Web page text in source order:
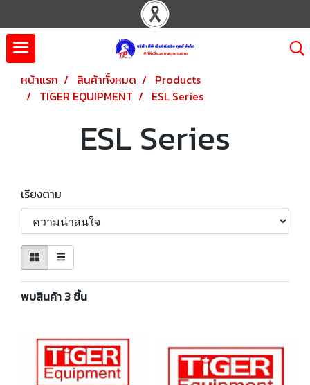
หน้าแรก สินค้าทั้งหมด
Products
TIGER EQUIPMENT
ESL Series
ESL Series
เรียงตาม
พบสินค้า 3 ชิ้น